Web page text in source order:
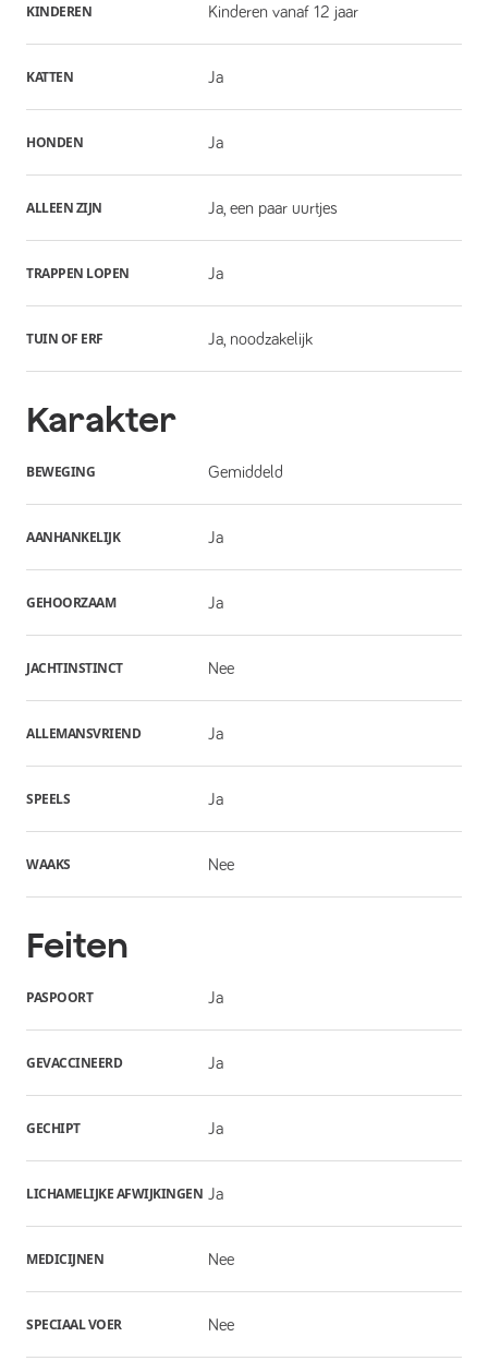
KINDEREN Kinderen vanaf 12 jaar
KATTEN Ja
HONDEN Ja
ALLEEN ZIJN Ja, een paar uurtjes
TRAPPEN LOPEN Ja
TUIN OF ERF Ja, noodzakelijk
Karakter
BEWEGING Gemiddeld
AANHANKELIJK Ja
GEHOORZAAM Ja
JACHTINSTINCT Nee
ALLEMANSVRIEND Ja
SPEELS Ja
WAAKS Nee
Feiten
PASPOORT Ja
GEVACCINEERD Ja
GECHIPT Ja
LICHAMELIJKE AFWIJKINGEN Ja
MEDICIJNEN Nee
SPECIAAL VOER Nee